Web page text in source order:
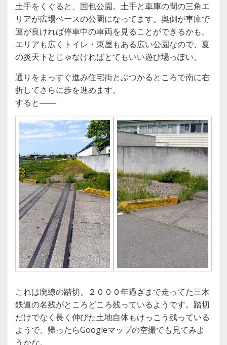
土手をくぐると、国包公園。土手と車庫の間の三角エ
リアが広場ベースの公園になってます。奥側が車庫で
運が良ければ停車中の車両を見ることができるかも。
エリアも広くトイレ・東屋もある広い公園なので、夏
の炎天下とじゃなければとてもいい遊び場っぽい。
通りをまっすぐ進み住宅街とぶつかるところで南に右
折してさらに歩を進めます。
すると――
これは廃線の踏切。２０００年過ぎまで走ってた三木
鉄道の名残がところどころ残っているようです。踏切
だけでなく長く伸びた土地自体もけっこう残っている
ようで、帰ったらGoogleマップの空撮でも見てみよ
うかな。